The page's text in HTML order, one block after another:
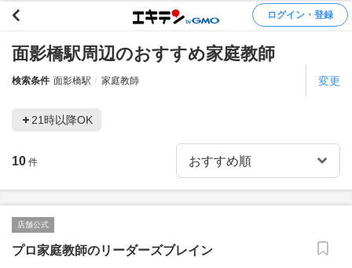
ログイン・登録
面影橋駅周辺のおすすめ家庭教師
検索条件 面影橋駅 家庭教師 変更
21時以降OK
10 件
店舗公式
プロ家庭教師のリーダーズブレイン